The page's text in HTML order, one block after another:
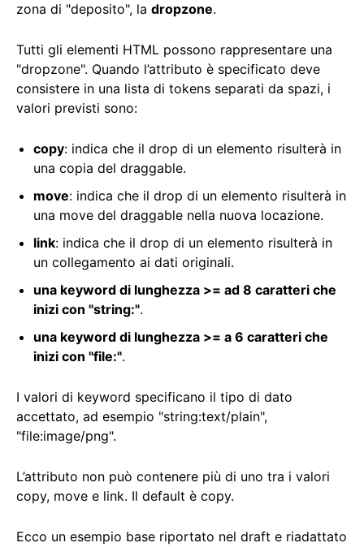
zona di "deposito", la dropzone.
Tutti gli elementi HTML possono rappresentare una
"dropzone". Quando l’attributo è specificato deve
consistere in una lista di tokens separati da spazi, i
valori previsti sono:
copy: indica che il drop di un elemento risulterà in
una copia del draggable.
move: indica che il drop di un elemento risulterà in
una move del draggable nella nuova locazione.
link: indica che il drop di un elemento risulterà in
un collegamento ai dati originali.
una keyword di lunghezza >= ad 8 caratteri che
inizi con "string:".
una keyword di lunghezza >= a 6 caratteri che
inizi con "file:".
I valori di keyword specificano il tipo di dato
accettato, ad esempio "string:text/plain",
"file:image/png".
L’attributo non può contenere più di uno tra i valori
copy, move e link. Il default è copy.
Ecco un esempio base riportato nel draft e riadattato